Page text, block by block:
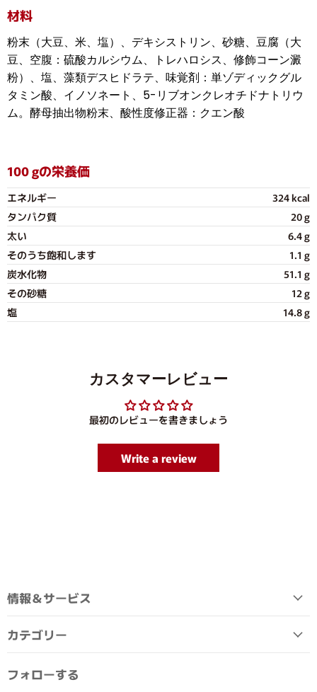
材料
粉末（大豆、米、塩）、デキシストリン、砂糖、豆腐（大
豆、空腹：硫酸カルシウム、トレハロシス、修飾コーン澱
粉）、塩、藻類デスヒドラテ、味覚剤：単ゾディックグル
タミン酸、イノソネート、5-リブオンクレオチドナトリウ
ム。酵母抽出物粉末、酸性度修正器：クエン酸
100 gの栄養価
エネルギー
324 kcal
タンパク質
20 g
太い
6.4 g
そのうち飽和します
1.1 g
炭水化物
51.1 g
その砂糖
12 g
塩
14.8 g
カスタマーレビュー
最初のレビューを書きましょう
Write a review
情報＆サービス
カテゴリー
フォローする